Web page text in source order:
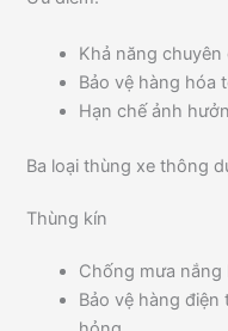
Khả năng chuyên
Bảo vệ hàng hóa
Hạn chế ảnh
Ba loại thùng xe thông
Thùng kín
Chống mưa nắng
Bảo vệ hàng